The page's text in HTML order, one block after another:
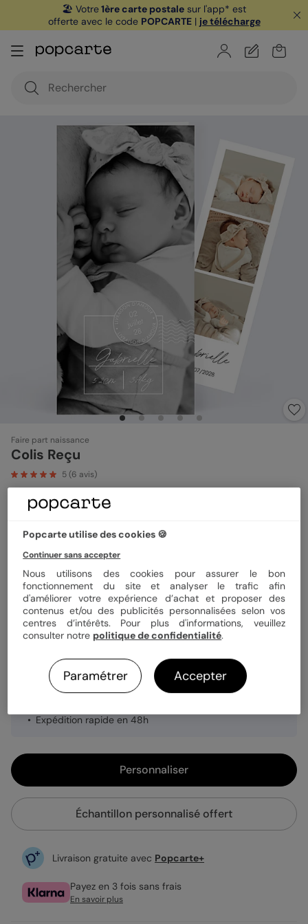
🏖️ Votre1ère carte postale sur l'app* est
offerte avec le code POPCARTE| je télécharge
Faire part naissance
Colis Reçu
5(6 avis)
Papier Papier Satiné
Quantité Échantillon personnalisé
1,79 €
Enveloppe blanche offerte
Expédition rapide en 48h
Personnaliser
Échantillon personnalisé offert
Livraison gratuite avec Popcarte+
Payez en 3 fois sans frais
En savoir plus
Popcarte utilise des cookies 🍪
Continuer sans accepter
Nous utilisons des cookies pour assurer le bon
fonctionnement du site et analyser le trafic afin
d'améliorer votre expérience d’achat et proposer des
contenus et/ou des publicités personnalisées selon vos
centres d’intérêts. Pour plus d'informations, veuillez
consulter notre politique de confidentialité.
Paramétrer Accepter